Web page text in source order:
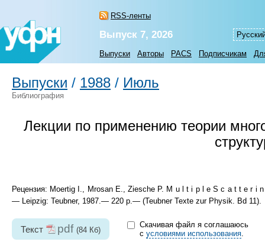
RSS-ленты
Выпуск 7, 2026
Выпуски Авторы PACS Подписчикам
Выпуски / 1988 / Июль
Библиография
Лекции по применению теории
Рецензия: Moertig I., Mrosan E., Ziesche P. M u l t i p l e S c a t t e
— Leipzig: Teubner, 1987.— 220 p.— (Teubner Texte zur Physik. Bd 11).
Текст pdf (84 Кб)
Скачивая файл я соглашаюсь
с условиями использования.